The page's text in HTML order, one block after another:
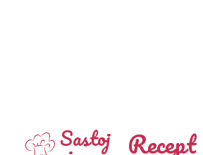
Sastoj Recept